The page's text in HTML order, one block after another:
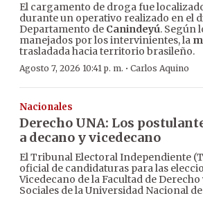
El cargamento de droga fue
durante un operativo realizado en el
Departamento de Canindeyú. Según
manejados por los intervinientes, la
trasladada hacia territorio brasileño.
Agosto 7, 2026 10:41 p. m. · Carlos Aquino
Nacionales
Derecho UNA: Los
a decano y vicedecano
El Tribunal Electoral Independiente
oficial de candidaturas para las
Vicedecano de la Facultad de Derecho
Sociales de la Universidad Nacional